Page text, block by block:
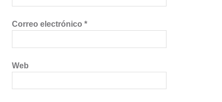
Correo electrónico *
Web